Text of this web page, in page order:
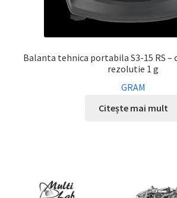
Balanta tehnica portabila S3-15 RS –
rezolutie 1 g
GRAM
Citește mai mult